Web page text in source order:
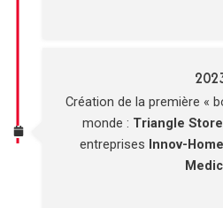
Création de la première «
monde : Triangle Store
entreprises Innov-Home